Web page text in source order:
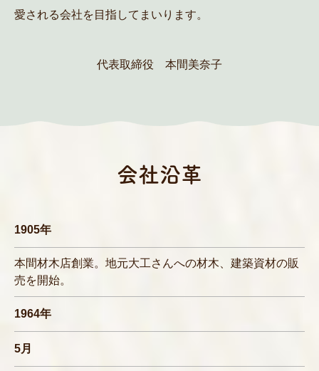
愛される会社を目指してまいります。
代表取締役 本間美奈子
会社沿革
1905年
本間材木店創業。地元大工さんへの材木、建築資材の販
売を開始。
1964年
5月